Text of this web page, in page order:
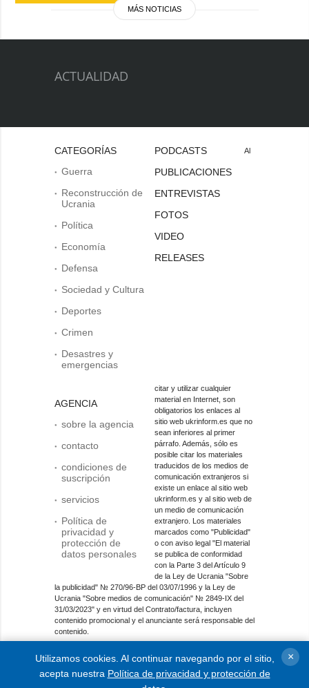
MÁS NOTICIAS
ACTUALIDAD
CATEGORÍAS
Guerra
Reconstrucción de
Ucrania
Política
Economía
Defensa
Sociedad y Cultura
Deportes
Crimen
Desastres y
emergencias
AGENCIA
sobre la agencia
contacto
condiciones de
suscripción
servicios
Política de
privacidad y
protección de
datos personales
PODCASTS
PUBLICACIONES
ENTREVISTAS
FOTOS
VIDEO
RELEASES
Al
citar y utilizar cualquier
material en Internet, son
obligatorios los enlaces al
sitio web ukrinform.es que no
sean inferiores al primer
párrafo. Además, sólo es
posible citar los materiales
traducidos de los medios de
comunicación extranjeros si
existe un enlace al sitio web
ukrinform.es y al sitio web de
un medio de comunicación
extranjero. Los materiales
marcados como "Publicidad"
o con aviso legal "El material
se publica de conformidad
con la Parte 3 del Artículo 9
de la Ley de Ucrania "Sobre
la publicidad" № 270/96-ВР del 03/07/1996 y la Ley de
Ucrania "Sobre medios de comunicación" № 2849-IX del
31/03/2023" y en virtud del Contrato/factura, incluyen
contenido promocional y el anunciante será responsable del
contenido.
Entidad de medios en línea; identificador de medios: R40-
01421.
© 2015-2026 Ukrinform. Todos los derechos reservados.
Utilizamos cookies. Al continuar navegando por el sitio,
acepta nuestra Política de privacidad y protección de
×